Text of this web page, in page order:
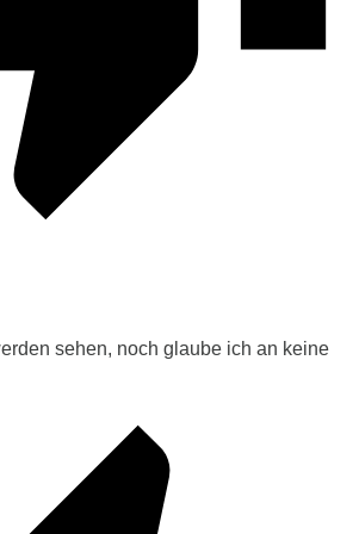
sehen, noch glaube ich an keine